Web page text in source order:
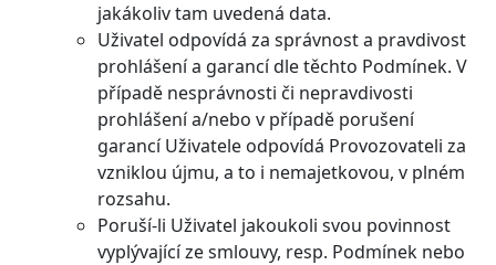
jakákoliv tam uvedená data.
Uživatel odpovídá za správnost a pravdivost
prohlášení a garancí dle těchto Podmínek. V
případě nesprávnosti či nepravdivosti
prohlášení a/nebo v případě porušení
garancí Uživatele odpovídá Provozovateli za
vzniklou újmu, a to i nemajetkovou, v plném
rozsahu.
Poruší-li Uživatel jakoukoli svou povinnost
vyplývající ze smlouvy, resp. Podmínek nebo